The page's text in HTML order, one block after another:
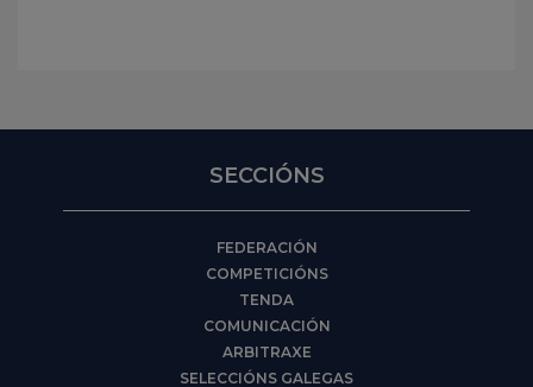
SECCIÓNS
FEDERACIÓN
COMPETICIÓNS
TENDA
COMUNICACIÓN
ARBITRAXE
SELECCIÓNS GALEGAS